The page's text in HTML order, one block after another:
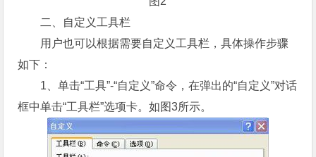
二、自定义工具栏
用户也可以根据需要自定义工具栏，具体操作步骤
如下：
1、单击“工具”-“自定义”命令，在弹出的“自定义”对话
框中单击“工具栏”选项卡。如图3所示。